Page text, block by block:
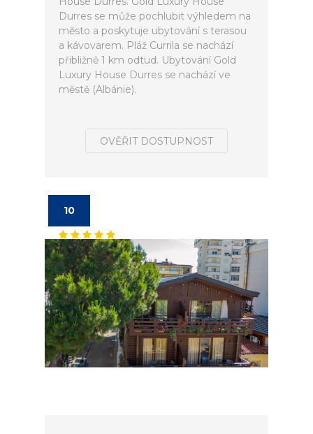
Durres se může pochlubit výhledem na
město a poskytuje ubytování s terasou
a kávovarem. Pláž Currila se nachází
přibližně 1 km odtud. Ubytování Gold
Luxury House Durres se nachází ve
městě (Albánie).
OVĚŘIT DOSTUPNOST
10